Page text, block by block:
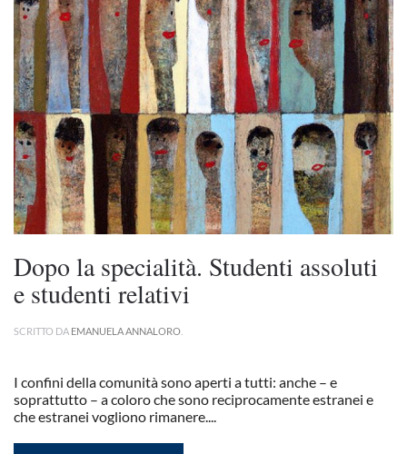
Dopo la specialità. Studenti assoluti
e studenti relativi
SCRITTO DA EMANUELA ANNALORO
I confini della comunità sono aperti a tutti: anche – e
soprattutto – a coloro che sono reciprocamente estranei e
che estranei vogliono rimanere....